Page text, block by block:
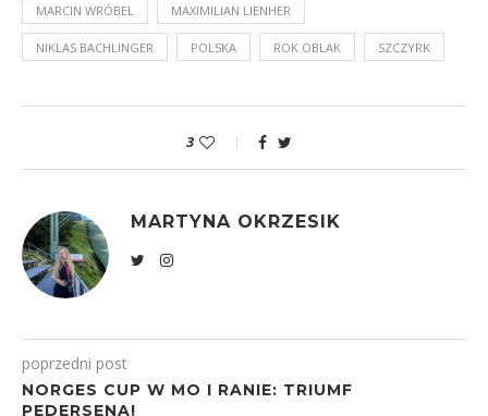
MARCIN WRÓBEL MAXIMILIAN LIENHER
NIKLAS BACHLINGER POLSKA ROK OBLAK SZCZYRK
3
MARTYNA OKRZESIK
poprzedni post
NORGES CUP W MO I RANIE: TRIUMF
PEDERSENA!